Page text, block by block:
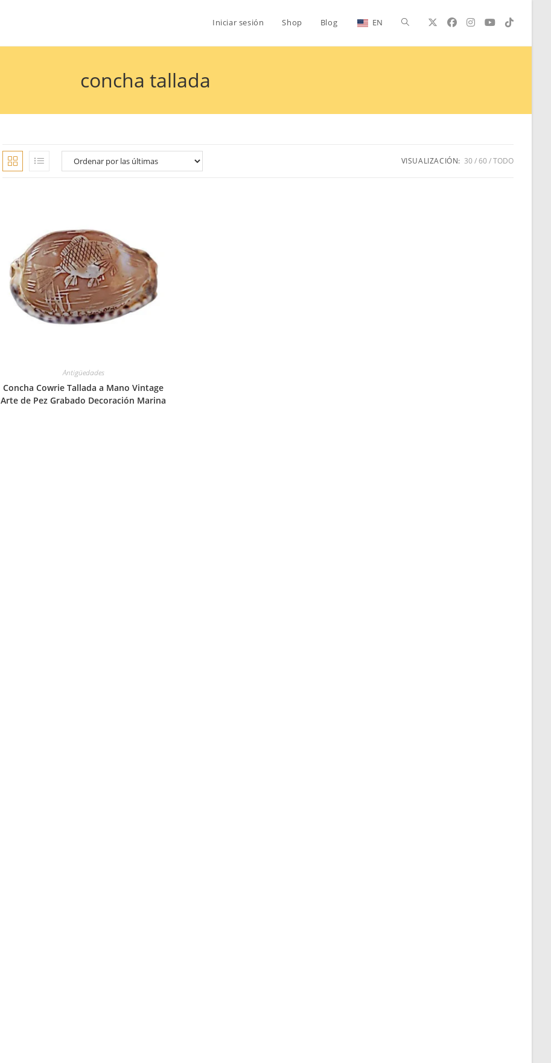
Iniciar sesión Shop Blog EN Alternar
de
la
concha tallada
VISUALIZACIÓN: 30 60 TODO
Antigüedades
Concha Cowrie Tallada a Mano Vintage
Arte de Pez Grabado Decoración Marina